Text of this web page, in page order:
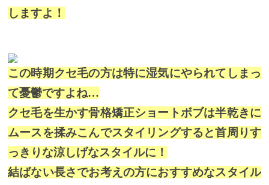
しますよ！
この時期クセ毛の方は特に湿気にやられてしまっ
て憂鬱ですよね…
クセ毛を生かす骨格矯正ショートボブは半乾きに
ムースを揉みこんでスタイリングすると首周りす
っきりな涼しげなスタイルに！
結ばない長さでお考えの方におすすめなスタイル